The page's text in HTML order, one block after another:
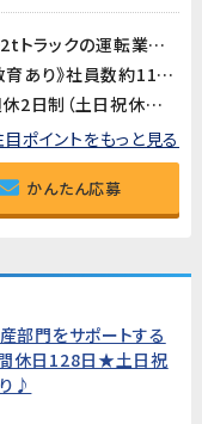
《準中型免許（AT可）を活かせる仕事》2tトラックの運転業務があるため、準中型免許が必須です。運転スキルを活かしながら、部品の調達・管理・出荷までを担う幅広い業務に携われます。
《アットホームで働きやすい・しっかり教育あり》社員数約110名の落ち着いた規模の製造会社です。業務の引き継ぎ・教育制度がしっかり整っており、製造業未経験の方も安心してスタートできます。
《年間休日128日・土日祝休み》完全週休2日制（土日祝休み）で、GW・夏季・年末年始の大型連休も充実。プライベートとのバランスが取りやすい環境です。
ポイントをもっと見る
かんたん応募
部門をサポートする
休日128日★土日祝
♪